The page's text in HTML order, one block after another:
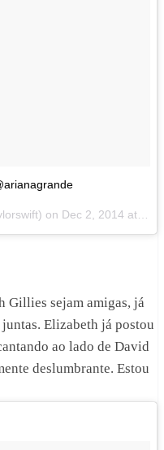
on Dec 2, 2014 at 2:23pm PST
Gillies sejam amigas, já
juntas. Elizabeth já postou
ao lado de David
deslumbrante. Estou